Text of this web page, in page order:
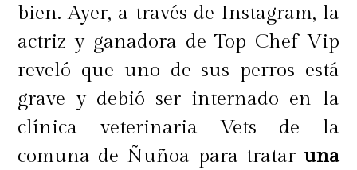
bien. Ayer, a través de Instagram, la
actriz y ganadora de Top Chef Vip
reveló que uno de sus perros está
grave y debió ser internado en la
clínica veterinaria Vets de la
comuna de Ñuñoa para trataruna